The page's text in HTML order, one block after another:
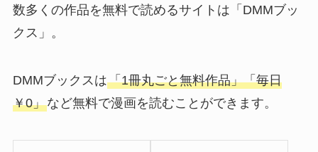
数多くの作品を無料で読めるサイトは「DMMブッ
クス」。
DMMブックスは「1冊丸ごと無料作品」「毎日
￥0」など無料で漫画を読むことができます。